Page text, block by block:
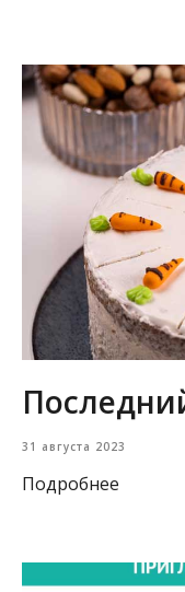
31 августа 2023
Подробнее